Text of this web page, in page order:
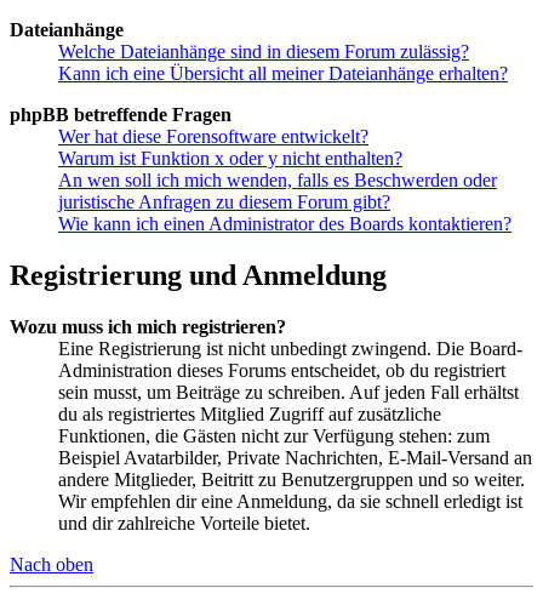
Dateianhänge
Welche Dateianhänge sind in diesem Forum zulässig?
Kann ich eine Übersicht all meiner Dateianhänge erhalten?
phpBB betreffende Fragen
Wer hat diese Forensoftware entwickelt?
Warum ist Funktion x oder y nicht enthalten?
An wen soll ich mich wenden, falls es Beschwerden oder
juristische Anfragen zu diesem Forum gibt?
Wie kann ich einen Administrator des Boards kontaktieren?
Registrierung und Anmeldung
Wozu muss ich mich registrieren?
Eine Registrierung ist nicht unbedingt zwingend. Die Board-
Administration dieses Forums entscheidet, ob du registriert
sein musst, um Beiträge zu schreiben. Auf jeden Fall erhältst
du als registriertes Mitglied Zugriff auf zusätzliche
Funktionen, die Gästen nicht zur Verfügung stehen: zum
Beispiel Avatarbilder, Private Nachrichten, E-Mail-Versand an
andere Mitglieder, Beitritt zu Benutzergruppen und so weiter.
Wir empfehlen dir eine Anmeldung, da sie schnell erledigt ist
und dir zahlreiche Vorteile bietet.
Nach oben